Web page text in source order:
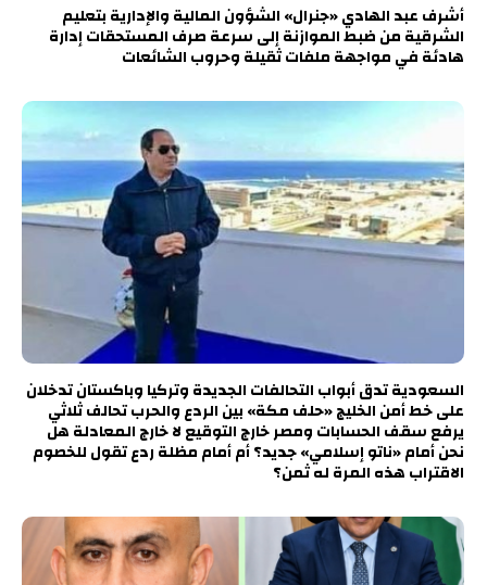
أشرف عبد الهادي «جنرال» الشؤون المالية والإدارية بتعليم
الشرقية من ضبط الموازنة إلى سرعة صرف المستحقات إدارة
هادئة في مواجهة ملفات ثقيلة وحروب الشائعات
السعودية تدق أبواب التحالفات الجديدة وتركيا وباكستان تدخلان
على خط أمن الخليج «حلف مكة» بين الردع والحرب تحالف ثلاثي
يرفع سقف الحسابات ومصر خارج التوقيع لا خارج المعادلة هل
نحن أمام «ناتو إسلامي» جديد؟ أم أمام مظلة ردع تقول للخصوم
الاقتراب هذه المرة له ثمن؟